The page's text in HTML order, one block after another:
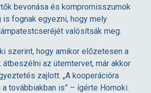
bevonása és kompromisszumok
is fognak egyezni, hogy mely
valósítsák meg.
szerint, hogy amikor előzetesen a
az ütemtervet, már akkor
zajlott. „A kooperációra
továbbiakban is” – ígérte Homoki.